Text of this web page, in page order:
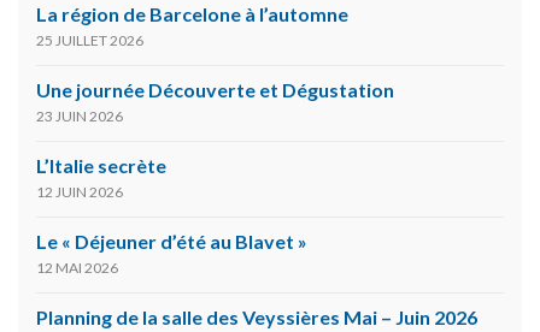
La région de Barcelone à l’automne
25 JUILLET 2026
Une journée Découverte et Dégustation
23 JUIN 2026
L’Italie secrète
12 JUIN 2026
Le « Déjeuner d’été au Blavet »
12 MAI 2026
Planning de la salle des Veyssières Mai – Juin 2026